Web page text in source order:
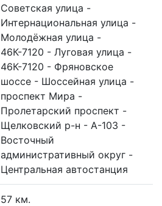
Советская улица -
Интернациональная улица -
Молодёжная улица -
46К-7120 - Луговая улица -
46К-7120 - Фряновское
шоссе - Шоссейная улица -
проспект Мира -
Пролетарский проспект -
Щелковский р-н - А-103 -
Восточный
административный округ -
Центральная автостанция
57 км.